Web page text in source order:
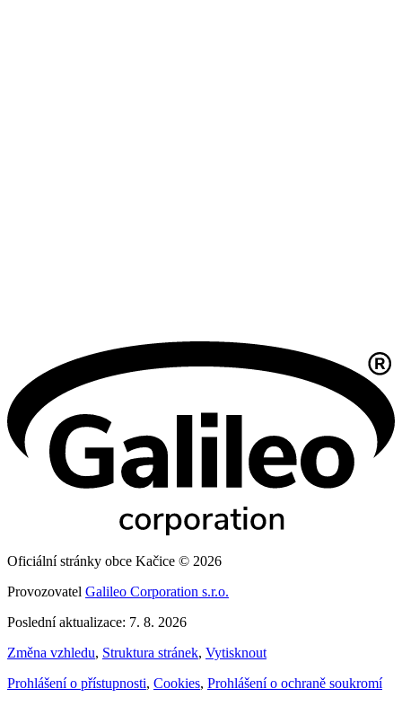
Oficiální stránky obce Kačice © 2026
Provozovatel Galileo Corporation s.r.o.
Poslední aktualizace: 7. 8. 2026
Změna vzhledu, Struktura stránek, Vytisknout
Prohlášení o přístupnosti, Cookies, Prohlášení o ochraně soukromí